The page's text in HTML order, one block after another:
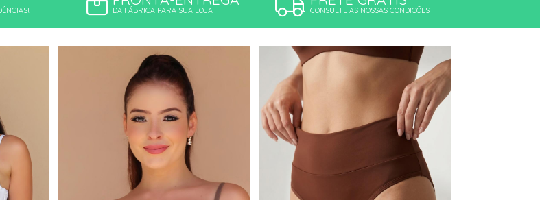
DA FÁBRICA PARA SUA LOJA CONSULTE AS NOSSAS CONDIÇÕES